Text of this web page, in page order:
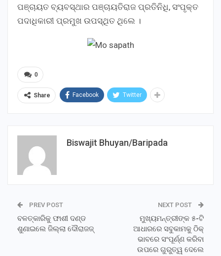
ପଞ୍ଚାୟତ ବ୍ୟବସ୍ଥାର ପଞ୍ଚାୟତିରାଜ ପ୍ରତିନିଧି, ସଂପୃକ୍ତ
ପଦାଧିକାରୀ ପ୍ରମୁଖ ଉପସ୍ଥିତ ଥିଲେ ।
0
Share Facebook Twitter
Biswajit Bhuyan/Baripada
PREV POST
ବଳତ୍କାରିକୁ ଫାଶୀ ଦଣ୍ଡ
ଶୁଣାଇଲେ ଜିଲ୍ଲା ଦୌରାଜଜ୍
NEXT POST
ମୁଖ୍ୟମନ୍ତ୍ରୀଙ୍କ ୫-ଟି
ଆଧାରରେ ସବୁକାମକୁ ଠିକ୍
ଭାବରେ ସଂପୂର୍ଣ୍ଣ କରିବା
ଉପରେ ଗୁରୁତ୍ୱ ଦେଲେ